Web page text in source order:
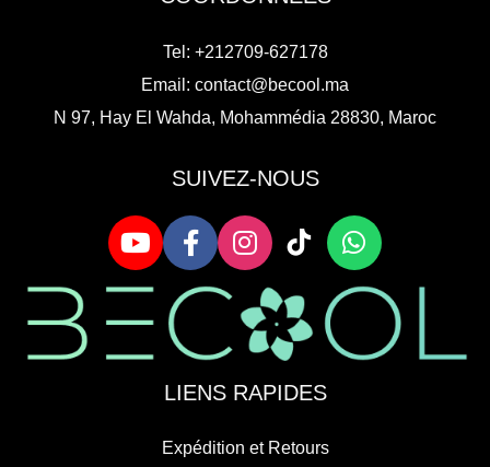
Tel: +212709-627178
Email: contact@becool.ma
N 97, Hay El Wahda, Mohammédia 28830, Maroc
SUIVEZ-NOUS
LIENS RAPIDES
Expédition et Retours